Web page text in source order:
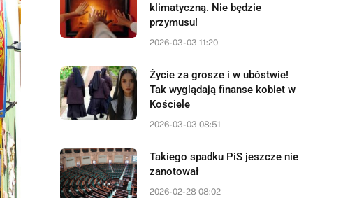
klimatyczną. Nie będzie
przymusu!
2026-03-03 11:20
Życie za grosze i w ubóstwie!
Tak wyglądają finanse kobiet w
Kościele
2026-03-03 08:51
Takiego spadku PiS jeszcze nie
zanotował
2026-02-28 08:02